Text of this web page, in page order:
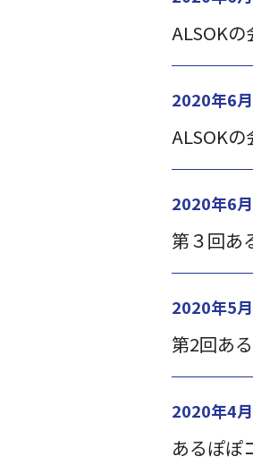
ALSOKの
2020年6
ALSOKの
2020年6
第３回あ
2020年5
第2回あ
2020年4
あるぽぽ